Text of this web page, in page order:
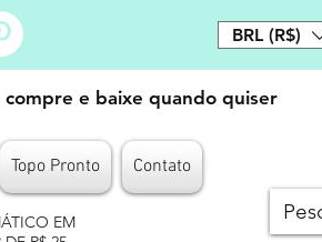
BRL (R$)
e baixe quando quiser
Topo Pronto Contato
EM